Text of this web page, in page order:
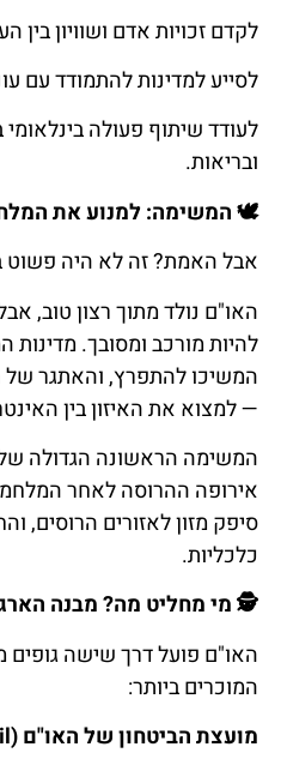
לקדם זכויות אדם ושוויון בין
לסייע למדינות להתמודד עם
לעודד שיתוף פעולה
ובריאות.
🕊️המשימה:למנועאת
אבל האמת? זה לא היה פשוט
האו"ם נולד מתוך רצון טוב,
להיות מורכב ומסובך. מדינות
המשיכו להתפרץ, והאתגר של
— למצוא את האיזון בין
המשימה הראשונה הגדולה
אירופה ההרוסה לאחר
סיפק מזון לאזורים הרוסים,
כלכליות.
🕵️מימחליט מה?מבנה
האו"ם פועל דרך שישה
המוכרים ביותר:
מועצת הביטחון של האו"ם (UN Security Council)